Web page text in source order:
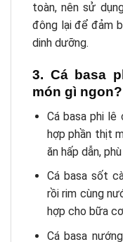
toàn, nên sử
đông lại để đảm
dinh dưỡng.
3. Cá basa
món gì ngon?
Cá basa phi lê
hợp phần thịt
ăn hấp dẫn,
Cá basa sốt
rồi rim cùng
hợp cho bữa
Cá basa